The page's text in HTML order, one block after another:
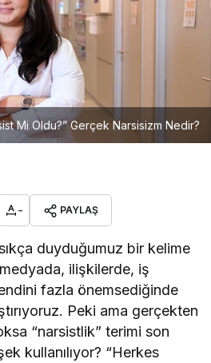
Mi Oldu?” Gerçek Narsisizm Nedir?
- PAYLAŞ
duyduğumuz bir kelime
ilişkilerde, iş
fazla önemsediğinde
Peki ama gerçekten
“narsistlik” terimi son
kullanılıyor? “Herkes